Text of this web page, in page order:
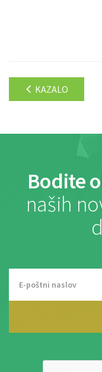
KAZALO
Bodite
naših